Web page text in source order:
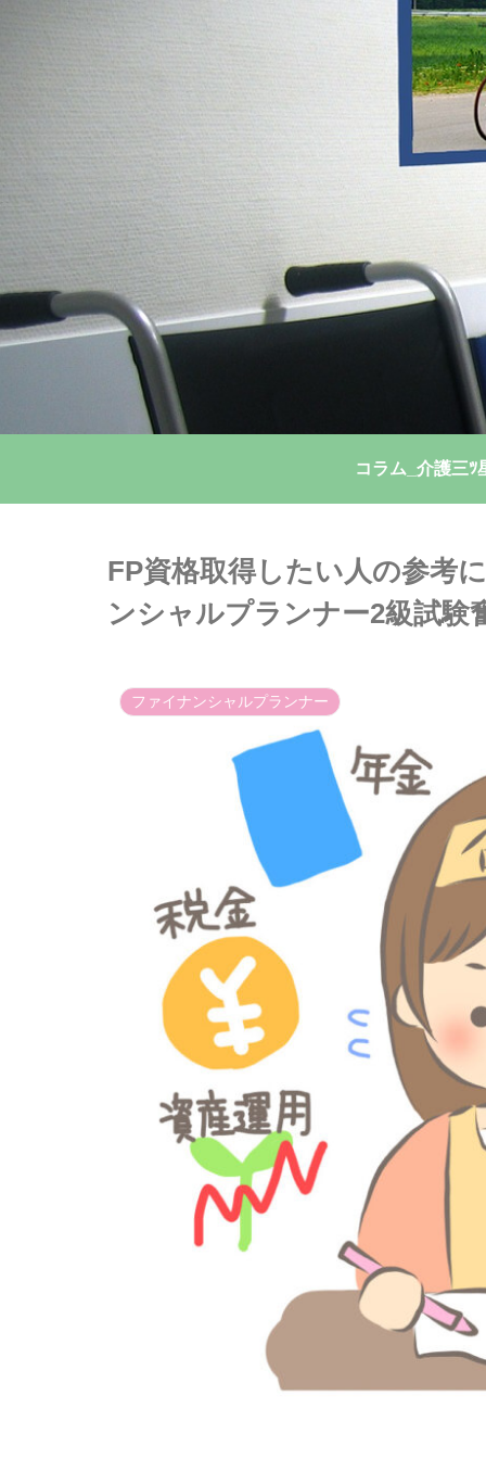
コラム_介護三ﾂ
FP資格取得したい人の参考
ンシャルプランナー2級試
ファイナンシャルプランナー